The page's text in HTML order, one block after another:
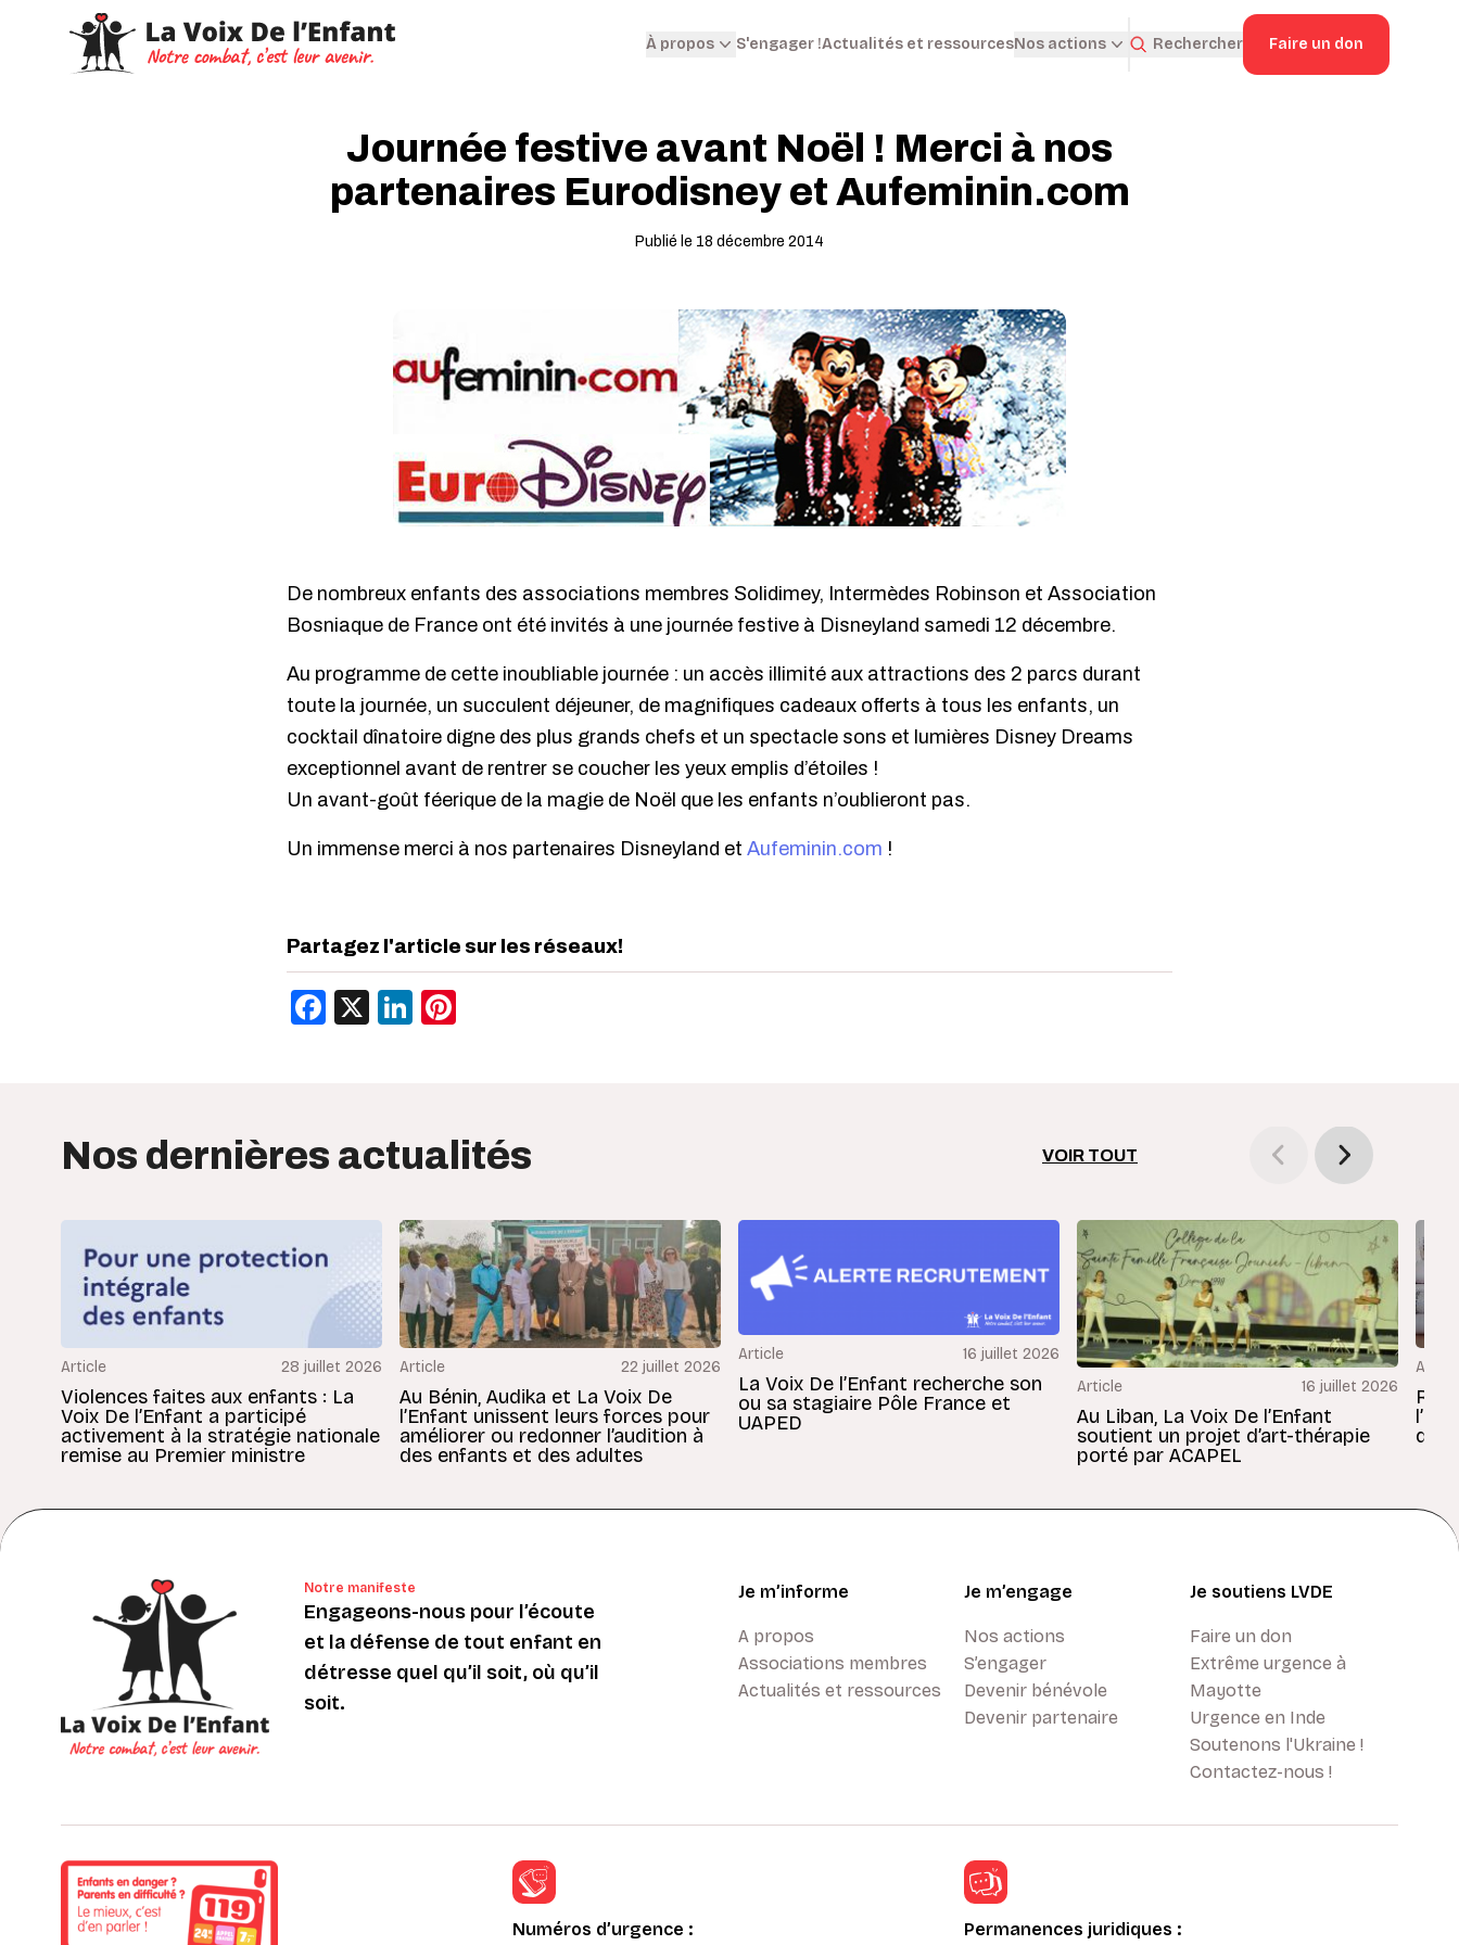
À propos S'engager !Actualités et ressourcesNos actions Rechercher Faire un don
Journée festive avant Noël ! Merci à nos
partenaires Eurodisney et Aufeminin.com
Publié le 18 décembre 2014
De nombreux enfants des associations membres Solidimey, Intermèdes Robinson et Association
Bosniaque de France ont été invités à une journée festive à Disneyland samedi 12 décembre.
Au programme de cette inoubliable journée : un accès illimité aux attractions des 2 parcs durant
toute la journée, un succulent déjeuner, de magnifiques cadeaux offerts à tous les enfants, un
cocktail dînatoire digne des plus grands chefs et un spectacle sons et lumières Disney Dreams
exceptionnel avant de rentrer se coucher les yeux emplis d’étoiles !
Un avant-goût féerique de la magie de Noël que les enfants n’oublieront pas.
Un immense merci à nos partenaires Disneyland et Aufeminin.com !
Partagez l'article sur les réseaux!
Facebook
X LinkedIn
Nos dernières actualités VOIR TOUT
Article 28 juillet 2026
Violences faites aux enfants : La
Voix De l’Enfant a participé
activement à la stratégie nationale
remise au Premier ministre
Article 22 juillet 2026
Au Bénin, Audika et La Voix De
l’Enfant unissent leurs forces pour
améliorer ou redonner l’audition à
des enfants et des adultes
Article 16 juillet 2026
La Voix De l’Enfant recherche son
ou sa stagiaire Pôle France et
UAPED
Article 16 juillet 2026
Au Liban, La Voix De l’Enfant
soutient un projet d’art-thérapie
porté par ACAPEL
Notre manifeste
Engageons-nous pour l’écoute
et la défense de tout enfant en
détresse quel qu’il soit, où qu’il
soit.
Je m’informe
A propos
Associations membres
Actualités et ressources
Je m’engage
Nos actions
S’engager
Devenir bénévole
Devenir partenaire
Je soutiens LVDE
Faire un don
Extrême urgence à
Mayotte
Urgence en Inde
Soutenons l'Ukraine !
Contactez-nous !
Numéros d’urgence : Permanences juridiques :